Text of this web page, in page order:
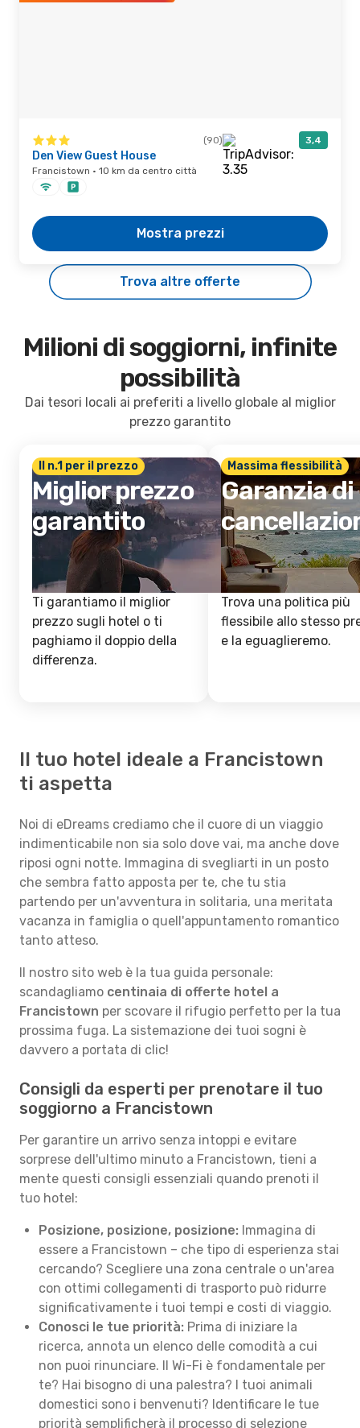
(90) 3,4
Den View Guest House
Francistown · 10 km da centro città
Mostra prezzi
Trova altre offerte
Milioni di soggiorni, infinite
possibilità
Dai tesori locali ai preferiti a livello globale al miglior
prezzo garantito
Il n.1 per il prezzo
Miglior prezzo
garantito
Ti garantiamo il miglior
prezzo sugli hotel o ti
paghiamo il doppio della
differenza.
Massima flessibilità
Garanzia di
Trova una politica più
flessibile allo stesso
e la eguaglieremo.
Il tuo hotel ideale a Francistown
ti aspetta
Noi di eDreams crediamo che il cuore di un viaggio
indimenticabile non sia solo dove vai, ma anche dove
riposi ogni notte. Immagina di svegliarti in un posto
che sembra fatto apposta per te, che tu stia
partendo per un'avventura in solitaria, una meritata
vacanza in famiglia o quell'appuntamento romantico
tanto atteso.
Il nostro sito web è la tua guida personale:
scandagliamo centinaia di offerte hotel a
Francistown per scovare il rifugio perfetto per la tua
prossima fuga. La sistemazione dei tuoi sogni è
davvero a portata di clic!
Consigli da esperti per prenotare il tuo
soggiorno a Francistown
Per garantire un arrivo senza intoppi e evitare
sorprese dell'ultimo minuto a Francistown, tieni a
mente questi consigli essenziali quando prenoti il
tuo hotel:
Posizione, posizione, posizione: Immagina di
essere a Francistown – che tipo di esperienza stai
cercando? Scegliere una zona centrale o un'area
con ottimi collegamenti di trasporto può ridurre
significativamente i tuoi tempi e costi di viaggio.
Conosci le tue priorità: Prima di iniziare la
ricerca, annota un elenco delle comodità a cui
non puoi rinunciare. Il Wi-Fi è fondamentale per
te? Hai bisogno di una palestra? I tuoi animali
domestici sono i benvenuti? Identificare le tue
priorità semplificherà il processo di selezione